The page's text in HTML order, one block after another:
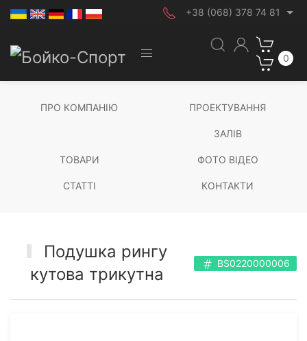
+38 (068) 378 74 81
0
ПРО КОМПАНІЮ ПРОЕКТУВАННЯ
ЗАЛІВ
ТОВАРИ ФОТО ВІДЕО
СТАТТІ КОНТАКТИ
Подушка рингу
кутова трикутна
BS0220000006